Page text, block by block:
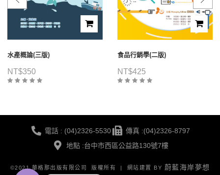
水產概論(三版)
NT$350
食品行銷學(二版)
NT$425
電話 : (04)2326-5530
傳真 :(04)2326-8797
地點 :台中市西區公益路130號7樓
©2021 華格那出版有限公司 版權所有 | 網站建置 BY 蔚藍海岸夢想